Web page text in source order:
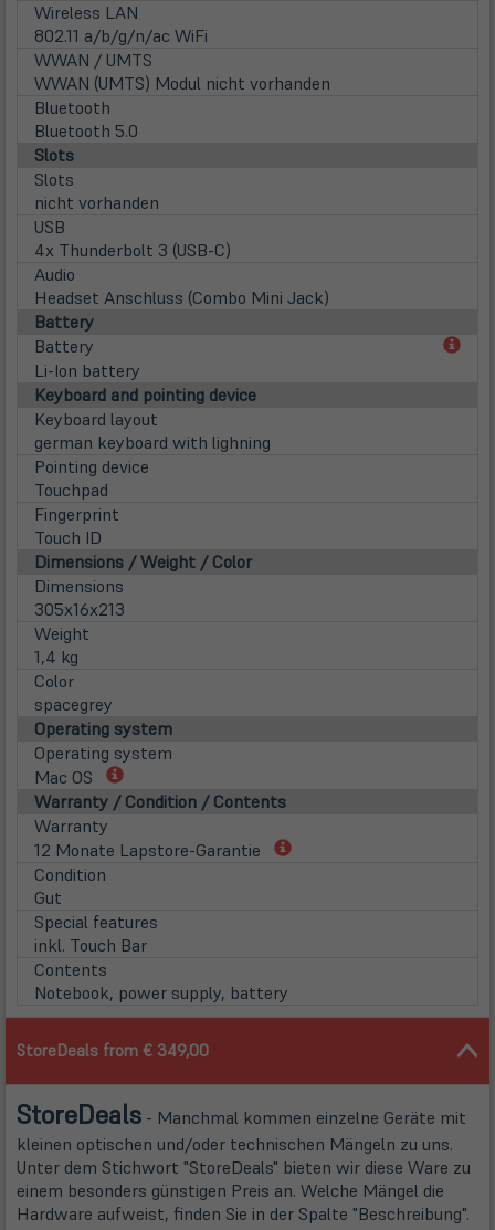
Wireless LAN
802.11 a/b/g/n/ac WiFi
WWAN / UMTS
WWAN (UMTS) Modul nicht vorhanden
Bluetooth
Bluetooth 5.0
Slots
Slots
nicht vorhanden
USB
4x Thunderbolt 3 (USB-C)
Audio
Headset Anschluss (Combo Mini Jack)
Battery
Battery
Li-Ion battery
Keyboard and pointing device
Keyboard layout
german keyboard with lighning
Pointing device
Touchpad
Fingerprint
Touch ID
Dimensions / Weight / Color
Dimensions
305x16x213
Weight
1,4 kg
Color
spacegrey
Operating system
Operating system
Mac OS
(öffnet
in
Tab)
Warranty / Condition / Contents
Warranty
12 Monate Lapstore-Garantie
(öffnet
Condition
Gut
Special features
inkl. Touch Bar
Contents
Notebook, power supply, battery
StoreDeals from € 349,00
StoreDeals - Manchmal kommen einzelne Geräte mit
kleinen optischen und/oder technischen Mängeln zu uns.
Unter dem Stichwort "StoreDeals" bieten wir diese Ware zu
einem besonders günstigen Preis an. Welche Mängel die
Hardware aufweist, finden Sie in der Spalte "Beschreibung".